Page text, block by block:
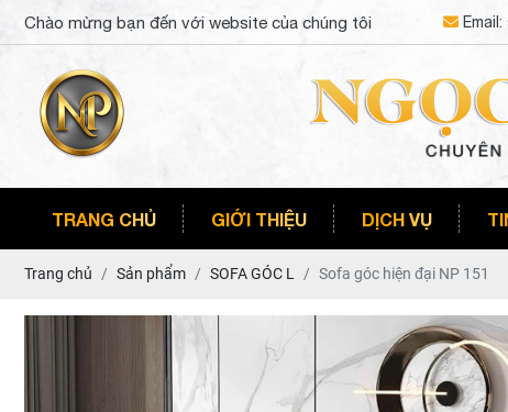
Chào mừng bạn đến với website của chúng tôi
TRANG CHỦ GIỚI THIỆU DỊCH VỤ
Trang chủ Sản phẩm SOFA GÓC L Sofa góc hiện đại NP 151